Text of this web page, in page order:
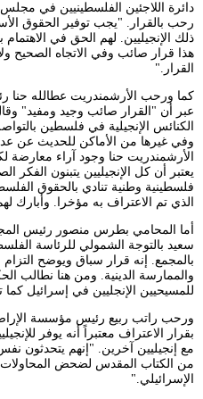
دائرة اللاجئين الفلسطينيين في
رحب بالقرار. "يجب توفير الحقوق
ذلك الإنجيليين. لهم الحق في
هذا قرار صائب وفي الاتجاه الصحيح
القرار."
كما ورحب الأرشمندريت عطالله حنا
عبر أن "القرار صائب وجيد ومفيد"
الكنائس الإنجيلية في فلسطين
وفي غيرها من الأماكن للحديث عن
الأرشمندريت حنا وجود آراء معارضة
يعتبر أن كل الإنجيليين يتبنون الفكر
فلسطينية وطنية تنادي بالحقوق
الذي تم الاعتراف به مؤخرا. وأبارك
أما المحامي بطرس منصور رئيس
سعيد بالتوجة الشمولي للرئاسة
بالمجمع. إنه قرار سباق ويوضح التزام
والممارسة الدينية. ومن هنا نطالب
للمسيحيين الإنجليين في إسرائيل
ورحب راتب ربيع رئيس مؤسسة
بقرار الاعتراف معتبراً أنه يوفر
مع إنجيليين آخرين. "إنهم يتحدثون
من الكتاب المقدس لضحض المحاولات
الإسرائيلي."